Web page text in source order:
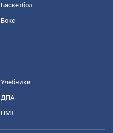
Баскетбол
Бокс
Учебники
ДПА
НМТ